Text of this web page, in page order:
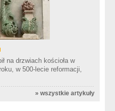
na drzwiach kościoła w
w 500-lecie reformacji,
» wszystkie artykuły